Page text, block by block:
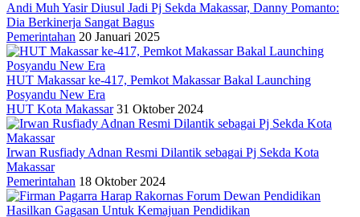
Andi Muh Yasir Diusul Jadi Pj Sekda Makassar, Danny Pomanto:
Dia Berkinerja Sangat Bagus
Pemerintahan 20 Januari 2025
HUT Makassar ke-417, Pemkot Makassar Bakal Launching
Posyandu New Era
HUT Kota Makassar 31 Oktober 2024
Irwan Rusfiady Adnan Resmi Dilantik sebagai Pj Sekda Kota
Makassar
Pemerintahan 18 Oktober 2024